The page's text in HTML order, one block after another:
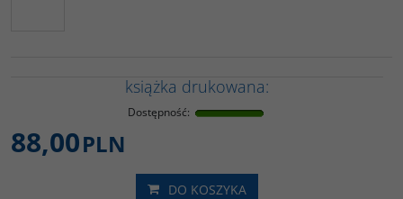
książka drukowana:
Dostępność:
88,00PLN
DO KOSZYKA